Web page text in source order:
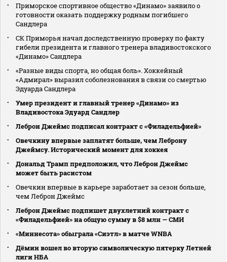
Приморское спортивное общество «Динамо» заявило о
готовности оказать поддержку родным погибшего
Сандлера
СК Приморья начал доследственную проверку по факту
гибели президента и главного тренера владивостокского
«Динамо» Сандлера
«Разные виды спорта, но общая боль». Хоккейный
«Адмирал» выразил соболезнования в связи со смертью
Эдуарда Сандлера
Умер президент и главный тренер «Динамо» из
Владивостока Эдуард Сандлер
Леброн Джеймс подписал контракт с «Филадельфией»
Овечкину впервые заплатят больше, чем Леброну
Джеймсу. Исторический момент для хоккея
Дональд Трамп предположил, что Леброн Джеймс
может быть расистом
Овечкин впервые в карьере заработает за сезон больше,
чем Леброн Джеймс
Леброн Джеймс подпишет двухлетний контракт с
«Филадельфией» на общую сумму в $8 млн — СМИ
«Миннесота» обыграла «Сиэтл» в матче WNBA
Дёмин вошел во вторую символическую пятерку Летней
лиги НБА